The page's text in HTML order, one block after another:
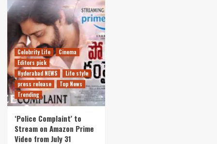
Celebrity Life
Cinema
Editors pick
Hyderabad NEWS
Life style
press release
Top News
Trending
‘Police Complaint’ to
Stream on Amazon Prime
Video from July 31